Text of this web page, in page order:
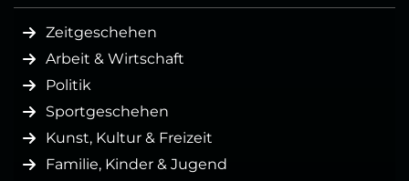
Zeitgeschehen
Arbeit & Wirtschaft
Politik
Sportgeschehen
Kunst, Kultur & Freizeit
Familie, Kinder & Jugend